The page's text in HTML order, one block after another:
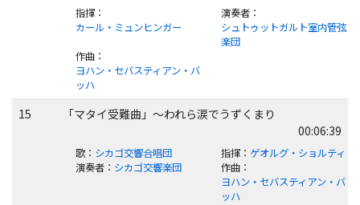
指揮：
カール・ミュンヒンガー
演奏者：
シュトゥットガルト室内管弦
楽団
作曲：
ヨハン・セバスティアン・バ
ッハ
15
「マタイ受難曲」～われら涙でうずくまり
00:06:39
歌： シカゴ交響合唱団 指揮： ゲオルグ・ショルティ
演奏者： シカゴ交響楽団 作曲：
ヨハン・セバスティアン・バ
ッハ